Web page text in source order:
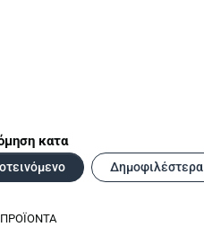
κατα
Δημοφιλέστερα